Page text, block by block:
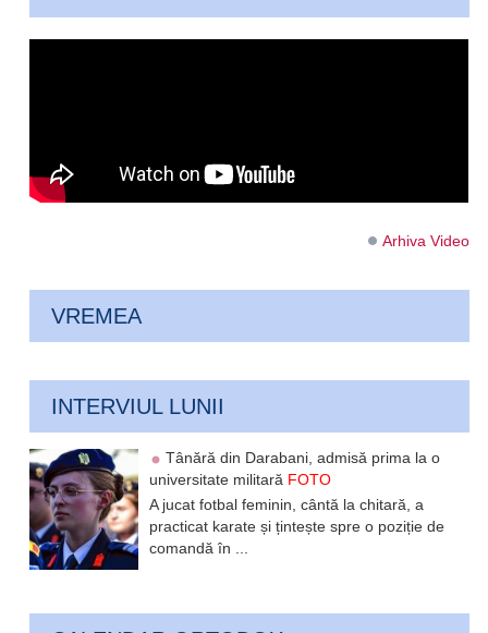
Arhiva Video
VREMEA
INTERVIUL LUNII
Tânără din Darabani, admisă prima la o
universitate militară FOTO
A jucat fotbal feminin, cântă la chitară, a
practicat karate și țintește spre o poziție de
comandă în ...